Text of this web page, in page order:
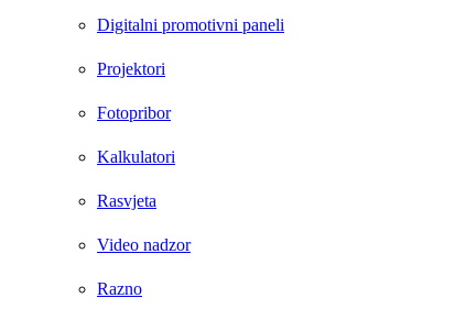
Digitalni promotivni paneli
Projektori
Fotopribor
Kalkulatori
Rasvjeta
Video nadzor
Razno